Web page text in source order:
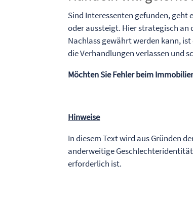
Sind Interessenten gefunden, geht
oder aussteigt. Hier strategisch an
Nachlass gewährt werden kann,
die Verhandlungen verlassen und
Möchten Sie Fehler beim
Hinweise
In diesem Text wird aus Gründen
anderweitige
erforderlich ist.